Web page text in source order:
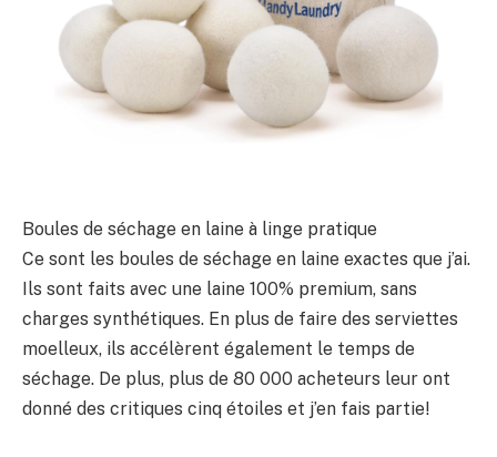
Boules de séchage en laine à linge pratique
Ce sont les boules de séchage en laine exactes que j’ai.
Ils sont faits avec une laine 100% premium, sans
charges synthétiques. En plus de faire des serviettes
moelleux, ils accélèrent également le temps de
séchage. De plus, plus de 80 000 acheteurs leur ont
donné des critiques cinq étoiles et j’en fais partie!